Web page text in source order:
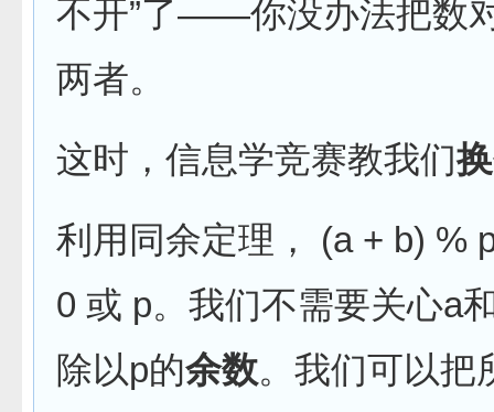
不开”了——你没办法把数
两者。
这时，信息学竞赛教我们
利用同余定理， (a + b) %
0 或 p。我们不需要关心a
除以p的余数。我们可以把